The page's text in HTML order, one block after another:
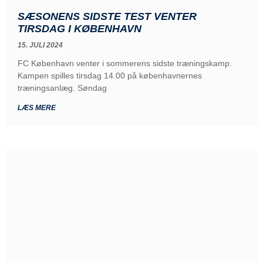
SÆSONENS SIDSTE TEST VENTER
TIRSDAG I KØBENHAVN
15. JULI 2024
FC København venter i sommerens sidste træningskamp.
Kampen spilles tirsdag 14.00 på københavnernes
træningsanlæg. Søndag
LÆS MERE